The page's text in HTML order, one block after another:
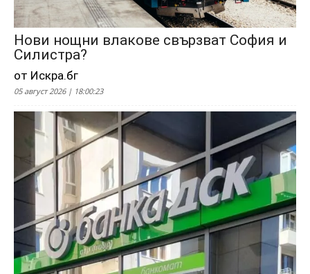
Нови нощни влакове свързват София и
Силистра?
от Искра.бг
05 август 2026 | 18:00:23